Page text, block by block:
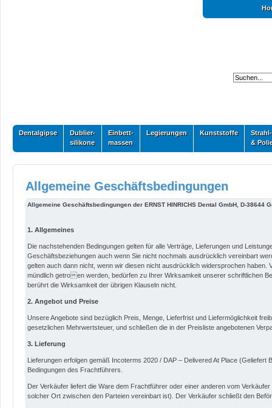
Dentalgipse
Dublier-
silikone
Einbett-
massen
Legierungen Kunststoffe
Strahl-
&
Allgemeine Geschäftsbedingungen
Allgemeine Geschäftsbedingungen der ERNST HINRICHS Dental GmbH, D-38644
1. Allgemeines
Die nachstehenden Bedingungen gelten für alle Verträge, Lieferungen und
Geschäftsbeziehungen auch wenn Sie nicht nochmals ausdrücklich vereinbart
gelten auch dann nicht, wenn wir diesen nicht ausdrücklich widersprochen haben.
mündlich getroen werden, bedürfen zu Ihrer Wirksamkeit unserer schriftlichen
berührt die Wirksamkeit der übrigen Klauseln nicht.
2. Angebot und Preise
Unsere Angebote sind bezüglich Preis, Menge, Lieferfrist und Liefermöglichkeit
gesetzlichen Mehrwertsteuer, und schließen die in der Preisliste angebotenen
3. Lieferung
Lieferungen erfolgen gemäß Incoterms 2020 / DAP – Delivered At Place
Bedingungen des Frachtführers.
Der Verkäufer liefert die Ware dem Frachtführer oder einer anderen vom
solcher Ort zwischen den Parteien vereinbart ist). Der Verkäufer schließt den